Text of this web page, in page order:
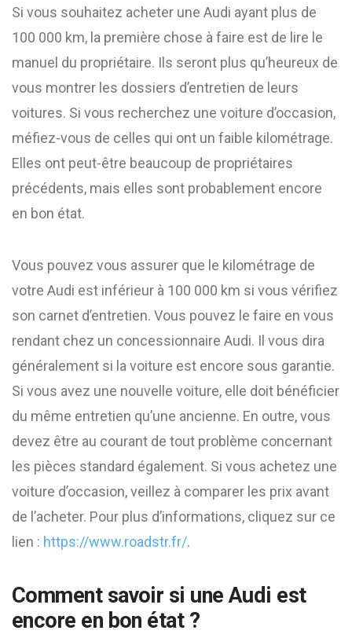
Si vous souhaitez acheter une Audi ayant plus de
100 000 km, la première chose à faire est de lire le
manuel du propriétaire. Ils seront plus qu’heureux de
vous montrer les dossiers d’entretien de leurs
voitures. Si vous recherchez une voiture d’occasion,
méfiez-vous de celles qui ont un faible kilométrage.
Elles ont peut-être beaucoup de propriétaires
précédents, mais elles sont probablement encore
en bon état.
Vous pouvez vous assurer que le kilométrage de
votre Audi est inférieur à 100 000 km si vous vérifiez
son carnet d’entretien. Vous pouvez le faire en vous
rendant chez un concessionnaire Audi. Il vous dira
généralement si la voiture est encore sous garantie.
Si vous avez une nouvelle voiture, elle doit bénéficier
du même entretien qu’une ancienne. En outre, vous
devez être au courant de tout problème concernant
les pièces standard également. Si vous achetez une
voiture d’occasion, veillez à comparer les prix avant
de l’acheter. Pour plus d’informations, cliquez sur ce
lien : https://www.roadstr.fr/.
Comment savoir si une Audi est
encore en bon état ?